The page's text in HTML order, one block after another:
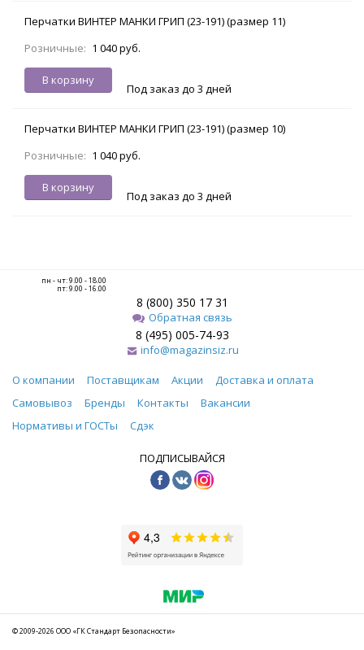
Перчатки ВИНТЕР МАНКИ ГРИП (23-191) (размер 11)
Розничные: 1 040 руб.
В корзину
Под заказ до 3 дней
Перчатки ВИНТЕР МАНКИ ГРИП (23-191) (размер 10)
Розничные: 1 040 руб.
В корзину
Под заказ до 3 дней
пн - чт: 9.00 - 18.00
пт: 9.00 - 16.00
8 (800) 350 17 31
Обратная связь
8 (495) 005-74-93
info@magazinsiz.ru
О компании Поставщикам Акции
Доставка и оплата
Самовывоз
Бренды Контакты
Вакансии
Нормативы и ГОСТы
Сдэк
ПОДПИСЫВАЙСЯ
© 2009-2026 ООО «ГК Стандарт Безопасности»